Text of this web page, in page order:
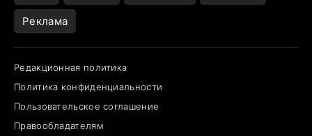
Реклама
Редакционная политика
Политика конфиденциальности
Пользовательское соглашение
Правообладателям